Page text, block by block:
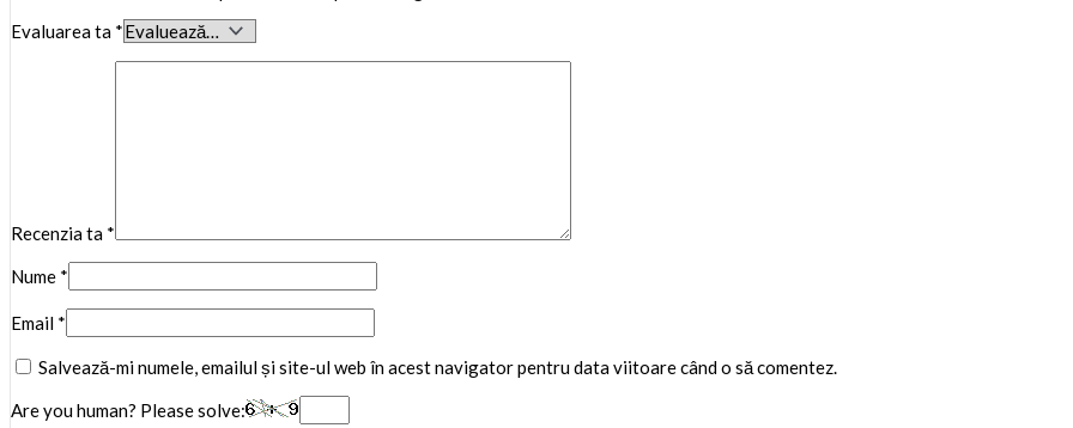
Evaluarea ta *
Recenzia ta *
Nume *
Email *
Salvează-mi numele, emailul și site-ul web în acest navigator pentru data viitoare când o să comentez.
Are you human? Please solve: